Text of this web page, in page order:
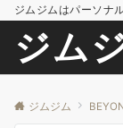
ジムジムはパーソナ
ジム
ジムジム